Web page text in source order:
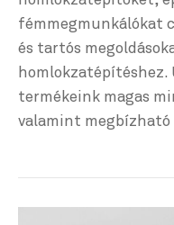
fémmegmunkálókat
és tartós
termékeink magas
valamint